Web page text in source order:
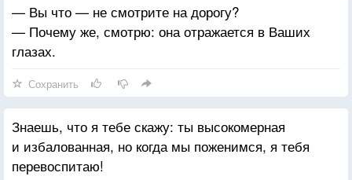
— Вы что — не смотрите на дорогу?
— Почему же, смотрю: она отражается в Ваших
глазах.
Сохранить
Знаешь, что я тебе скажу: ты высокомерная
и избалованная, но когда мы поженимся, я тебя
перевоспитаю!